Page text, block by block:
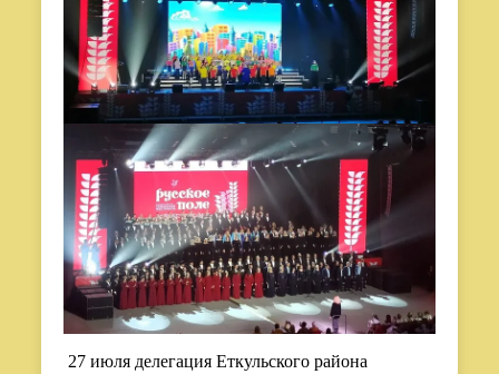
27 июля делегация Еткульского района